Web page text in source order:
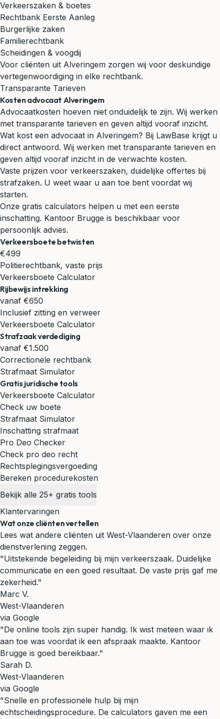
Verkeerszaken & boetes
Rechtbank Eerste Aanleg
Burgerlijke zaken
Familierechtbank
Scheidingen & voogdij
Voor cliënten uit Alveringem zorgen wij voor deskundige
vertegenwoordiging in elke rechtbank.
Transparante Tarieven
Kosten advocaat Alveringem
Advocaatkosten hoeven niet onduidelijk te zijn. Wij werken
met transparante tarieven en geven altijd vooraf inzicht.
Wat kost een advocaat in Alveringem? Bij LawBase krijgt u
direct antwoord. Wij werken met transparante tarieven en
geven altijd vooraf inzicht in de verwachte kosten.
Vaste prijzen voor verkeerszaken, duidelijke offertes bij
strafzaken. U weet waar u aan toe bent voordat wij
starten.
Onze gratis calculators helpen u met een eerste
inschatting. Kantoor Brugge is beschikbaar voor
persoonlijk advies.
Verkeersboete betwisten
€499
Politierechtbank, vaste prijs
Verkeersboete Calculator
Rijbewijs intrekking
vanaf €650
Inclusief zitting en verweer
Verkeersboete Calculator
Strafzaak verdediging
vanaf €1.500
Correctionele rechtbank
Strafmaat Simulator
Gratis juridische tools
Verkeersboete Calculator
Check uw boete
Strafmaat Simulator
Inschatting strafmaat
Pro Deo Checker
Check pro deo recht
Rechtsplegingsvergoeding
Bereken procedurekosten
Bekijk alle 25+ gratis tools
Klantervaringen
Wat onze cliënten vertellen
Lees wat andere cliënten uit West-Vlaanderen over onze
dienstverlening zeggen.
"Uitstekende begeleiding bij mijn verkeerszaak. Duidelijke
communicatie en een goed resultaat. De vaste prijs gaf me
zekerheid."
Marc V.
West-Vlaanderen
via Google
"De online tools zijn super handig. Ik wist meteen waar ik
aan toe was voordat ik een afspraak maakte. Kantoor
Brugge is goed bereikbaar."
Sarah D.
West-Vlaanderen
via Google
"Snelle en professionele hulp bij mijn
echtscheidingsprocedure. De calculators gaven me een